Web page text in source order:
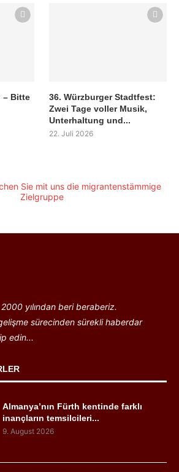
– Bitte
36. Würzburger Stadtfest:
Zwei Tage voller Musik,
Unterhaltung und...
22. Juli 2026
yılından beri beraberiz.
sürecinden sürekli haberdar
edin...
Almanya’nın Fürth kentinde farklı
inançların temsilcileri...
9. August 2026